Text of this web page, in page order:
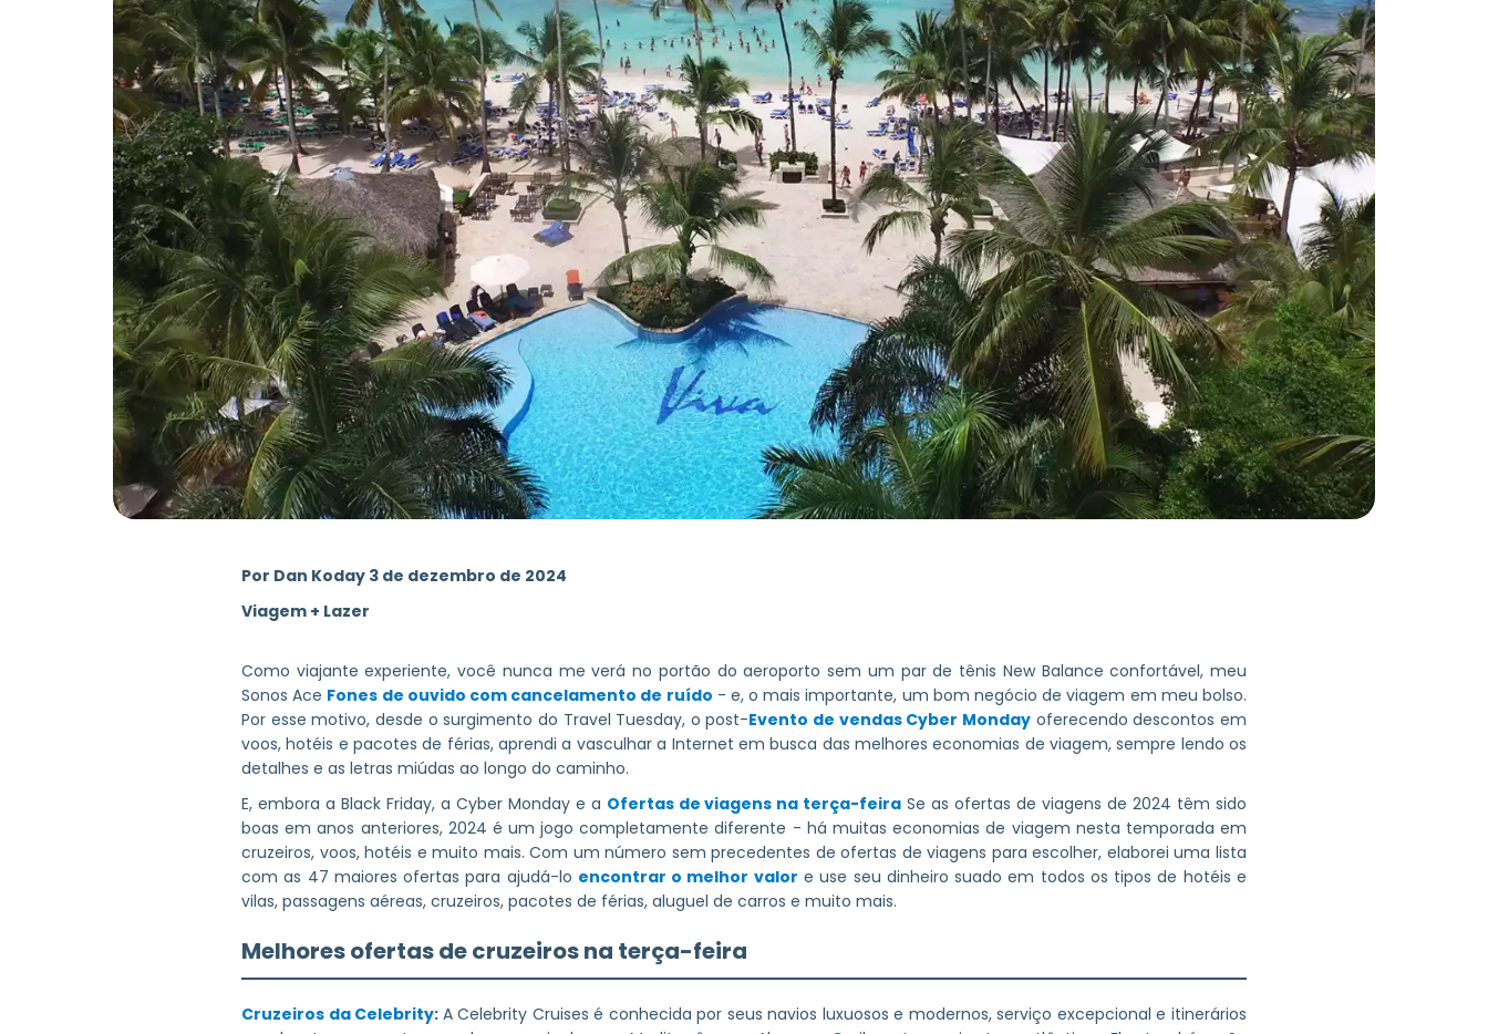
Por Dan Koday 3 de dezembro de 2024
Viagem + Lazer
Como viajante experiente, você nunca me verá no portão do aeroporto sem um par de tênis New Balance confortável, meu
Sonos Ace Fones de ouvido com cancelamento de ruído - e, o mais importante, um bom negócio de viagem em meu bolso.
Por esse motivo, desde o surgimento do Travel Tuesday, o post-Evento de vendas Cyber Monday oferecendo descontos em
voos, hotéis e pacotes de férias, aprendi a vasculhar a Internet em busca das melhores economias de viagem, sempre lendo os
detalhes e as letras miúdas ao longo do caminho.
E, embora a Black Friday, a Cyber Monday e a Ofertas de viagens na terça-feira Se as ofertas de viagens de 2024 têm sido
boas em anos anteriores, 2024 é um jogo completamente diferente - há muitas economias de viagem nesta temporada em
cruzeiros, voos, hotéis e muito mais. Com um número sem precedentes de ofertas de viagens para escolher, elaborei uma lista
com as 47 maiores ofertas para ajudá-lo encontrar o melhor valor e use seu dinheiro suado em todos os tipos de hotéis e
vilas, passagens aéreas, cruzeiros, pacotes de férias, aluguel de carros e muito mais.
Melhores ofertas de cruzeiros na terça-feira
Cruzeiros da Celebrity: A Celebrity Cruises é conhecida por seus navios luxuosos e modernos, serviço excepcional e itinerários